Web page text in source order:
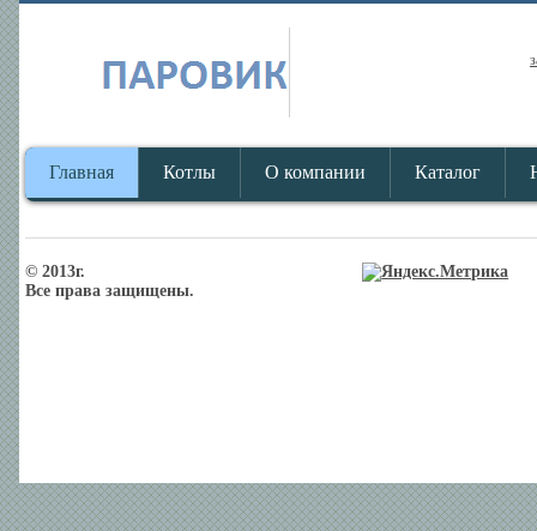
Главная Котлы О компании Каталог
© 2013г.
Все права защищены.